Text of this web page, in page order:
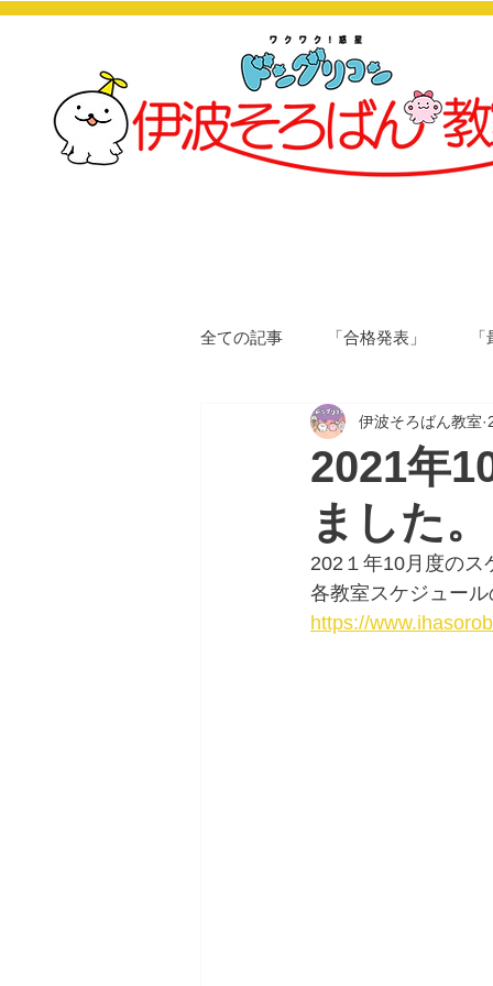
全ての記事 「合格発表」
2021年
ました。
伊波そろばん教室
202１年10月度のス
各教室スケジュー
https://